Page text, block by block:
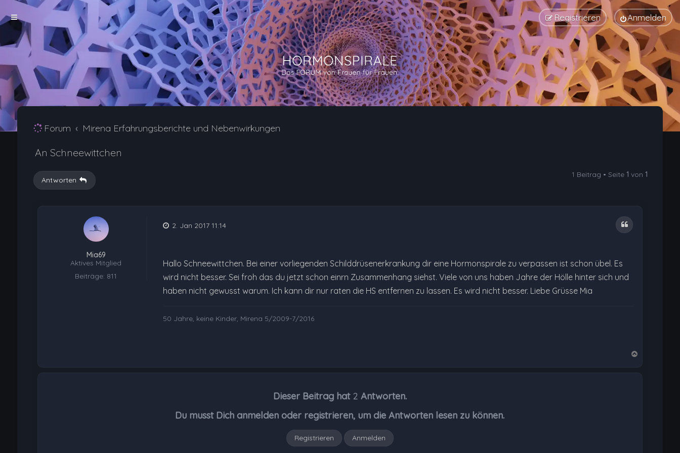
Anmelden
Registrieren
Forum Mirena Erfahrungsberichte und Nebenwirkungen
An Schneewittchen
Antworten
1 Beitrag • Seite1 von1
Mia69
Aktives Mitglied
Beiträge: 811
Zitat
2. Jan 2017 11:14
Hallo Schneewittchen. Bei einer vorliegenden Schilddrüsenerkrankung dir eine Hormonspirale zu verpassen ist schon übel. Es
wird nicht besser. Sei froh das du jetzt schon einrn Zusammenhang siehst. Viele von uns haben Jahre der Hölle hinter sich und
haben nicht gewusst warum. Ich kann dir nur raten die HS entfernen zu lassen. Es wird nicht besser. Liebe Grüsse Mia
50 Jahre, keine Kinder, Mirena 5/2009-7/2016
Dieser Beitrag hat 2 Antworten.
Du musst Dich anmelden oder registrieren, um die Antworten lesen zu können.
Registrieren Anmelden